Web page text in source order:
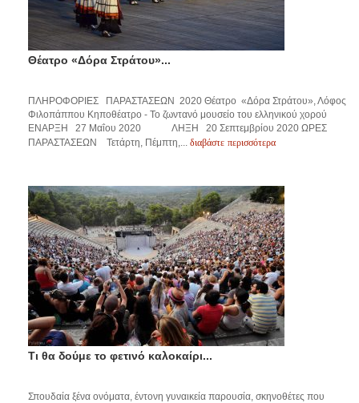
Θέατρο «Δόρα Στράτου»...
ΠΛΗΡΟΦΟΡΙΕΣ ΠΑΡΑΣΤΑΣΕΩΝ 2020 Θέατρο «Δόρα Στράτου», Λόφος
Φιλοπάππου Κηποθέατρο - Το ζωντανό μουσείο του ελληνικού χορού
ΕΝΑΡΞΗ 27 Μαΐου 2020 ΛΗΞΗ 20 Σεπτεμβρίου 2020 ΩΡΕΣ
ΠΑΡΑΣΤΑΣΕΩΝ Τετάρτη, Πέμπτη,... διαβάστε περισσότερα
Τι θα δούμε το φετινό καλοκαίρι...
Σπουδαία ξένα ονόματα, έντονη γυναικεία παρουσία, σκηνοθέτες που